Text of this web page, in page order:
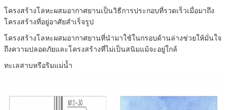
โครงสร้างโลหะผสมอากาศยานเป็นวิธีการประกอบที่รวดเร็วเมื่อมาถึง
โครงสร้างที่อยู่อาศัยสำเร็จรูป
โครงสร้างโลหะผสมอากาศยานที่นำมาใช้ในกรอบด้านล่างช่วยให้มั่นใจ
ถึงความปลอดภัยและโครงสร้างที่ไม่เป็นสนิมแม้จะอยู่ใกล้
ทะเลสาบหรือริมแม่น้ำ